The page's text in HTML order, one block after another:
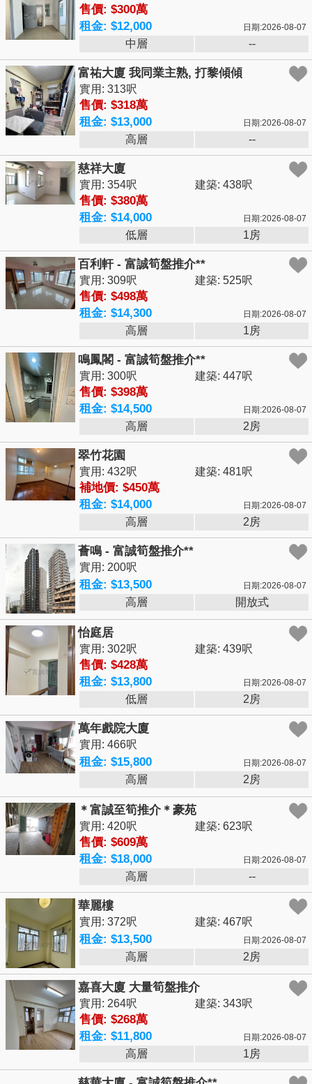
售價: $300萬
租金: $12,000
日期:2026-08-07
中層 --
富祐大廈 我同業主熟, 打黎傾傾
實用: 313呎
售價: $318萬
租金: $13,000
日期:2026-08-07
高層 --
慈祥大廈
實用: 354呎 建築: 438呎
售價: $380萬
租金: $14,000
日期:2026-08-07
低層 1房
百利軒 - 富誠筍盤推介**
實用: 309呎 建築: 525呎
售價: $498萬
租金: $14,300
日期:2026-08-07
高層 1房
鳴鳳閣 - 富誠筍盤推介**
實用: 300呎 建築: 447呎
售價: $398萬
租金: $14,500
日期:2026-08-07
高層 2房
翠竹花園
實用: 432呎 建築: 481呎
補地價: $450萬
租金: $14,000
日期:2026-08-07
高層 2房
薈鳴 - 富誠筍盤推介**
實用: 200呎
租金: $13,500 日期:2026-08-07
高層 開放式
怡庭居
實用: 302呎 建築: 439呎
售價: $428萬
租金: $13,800
日期:2026-08-07
低層 2房
萬年戲院大廈
實用: 466呎
租金: $15,800 日期:2026-08-07
高層 2房
＊富誠至筍推介＊豪苑
實用: 420呎 建築: 623呎
售價: $609萬
租金: $18,000
日期:2026-08-07
高層 --
華麗樓
實用: 372呎 建築: 467呎
租金: $13,500 日期:2026-08-07
高層 2房
嘉喜大廈 大量筍盤推介
實用: 264呎 建築: 343呎
售價: $268萬
租金: $11,800
日期:2026-08-07
高層 1房